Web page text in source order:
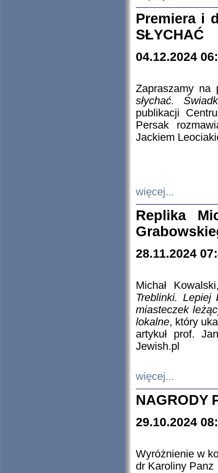
Premiera i
SŁYCHAĆ
04.12.2024
Zapraszamy
słychać.
publikacji
Persak
Jackiem
więcej...
Replika
28.11.2024
Michał
Treblinki. Lepiej
miasteczek
lokalne, który
artykuł prof.
Jewish.pl
więcej...
NAGRODY
29.10.2024
Wyróżnienie w
dr Karoliny Panz